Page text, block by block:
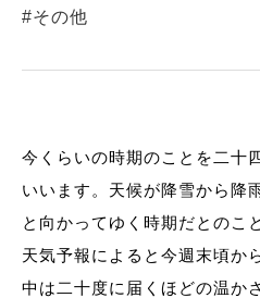
#その他
今くらいの時期のことを二十
いいます。天候が降雪から降
と向かってゆく時期だとのこ
天気予報によると今週末頃か
中は二十度に届くほどの温か